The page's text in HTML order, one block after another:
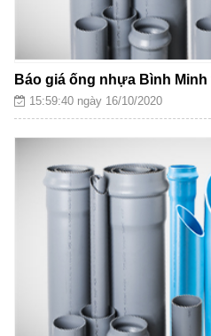
Báo giá ống nhựa Bình
15:59:40 ngày 16/10/2020